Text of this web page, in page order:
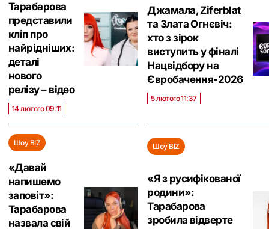
Тарабарова
представили
кліп про
найрідніших:
деталі
нового
релізу – відео
14 лютого 09:11
Джамала, Ziferblat
та Злата Огнєвіч:
хто з зірок
виступить у фіналі
Нацвідбору на
Євробачення-2026
5 лютого 11:37
Шоу BIZ
«Давай
напишемо
заповіт‎»:
Тарабарова
назвала свій
Шоу BIZ
«‎Я з русифікованої
родини»:
Тарабарова
зробила відверте